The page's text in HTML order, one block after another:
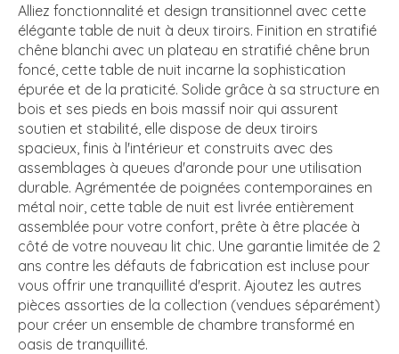
Alliez fonctionnalité et design transitionnel avec cette
élégante table de nuit à deux tiroirs. Finition en stratifié
chêne blanchi avec un plateau en stratifié chêne brun
foncé, cette table de nuit incarne la sophistication
épurée et de la praticité. Solide grâce à sa structure en
bois et ses pieds en bois massif noir qui assurent
soutien et stabilité, elle dispose de deux tiroirs
spacieux, finis à l'intérieur et construits avec des
assemblages à queues d'aronde pour une utilisation
durable. Agrémentée de poignées contemporaines en
métal noir, cette table de nuit est livrée entièrement
assemblée pour votre confort, prête à être placée à
côté de votre nouveau lit chic. Une garantie limitée de 2
ans contre les défauts de fabrication est incluse pour
vous offrir une tranquillité d'esprit. Ajoutez les autres
pièces assorties de la collection (vendues séparément)
pour créer un ensemble de chambre transformé en
oasis de tranquillité.